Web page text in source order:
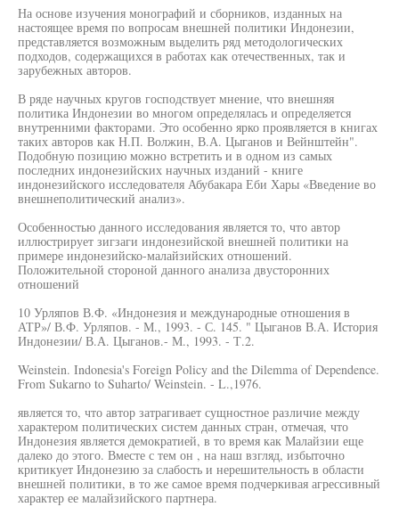
На основе изучения монографий и сборников, изданных на
настоящее время по вопросам внешней политики Индонезии,
представляется возможным выделить ряд методологических
подходов, содержащихся в работах как отечественных, так и
зарубежных авторов.
В ряде научных кругов господствует мнение, что внешняя
политика Индонезии во многом определялась и определяется
внутренними факторами. Это особенно ярко проявляется в книгах
таких авторов как Н.П. Волжин, В.А. Цыганов и Вейнштейн".
Подобную позицию можно встретить и в одном из самых
последних индонезийских научных изданий - книге
индонезийского исследователя Абубакара Еби Хары «Введение во
внешнеполитический анализ».
Особенностью данного исследования является то, что автор
иллюстрирует зигзаги индонезийской внешней политики на
примере индонезийско-малайзийских отношений.
Положительной стороной данного анализа двусторонних
отношений
10 Урляпов В.Ф. «Индонезия и международные отношения в
АТР»/ В.Ф. Урляпов. - М., 1993. - С. 145. " Цыганов В.А. История
Индонезии/ В.А. Цыганов.- М., 1993. - Т.2.
Weinstein. Indonesia's Foreign Policy and the Dilemma of Dependence.
From Sukarno to Suharto/ Weinstein. - L.,1976.
является то, что автор затрагивает сущностное различие между
характером политических систем данных стран, отмечая, что
Индонезия является демократией, в то время как Малайзии еще
далеко до этого. Вместе с тем он , на наш взгляд, избыточно
критикует Индонезию за слабость и нерешительность в области
внешней политики, в то же самое время подчеркивая агрессивный
характер ее малайзийского партнера.